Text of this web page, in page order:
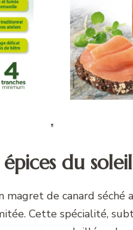
du soleil
de canard séché
Cette spécialité,